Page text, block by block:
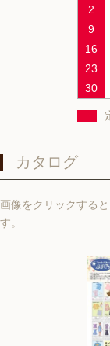
2
9
16
23
30
カタログ
画像をクリックする
す。